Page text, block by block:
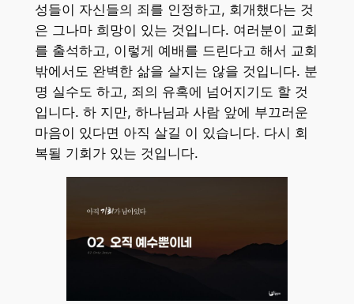
성들이 자신들의 죄를 인정하고, 회개했다는 것
은 그나마 희망이 있는 것입니다. 여러분이 교회
를 출석하고, 이렇게 예배를 드린다고 해서 교회
밖에서도 완벽한 삶을 살지는 않을 것입니다. 분
명 실수도 하고, 죄의 유혹에 넘어지기도 할 것
입니다. 하 지만, 하나님과 사람 앞에 부끄러운
마음이 있다면 아직 살길 이 있습니다. 다시 회
복될 기회가 있는 것입니다.